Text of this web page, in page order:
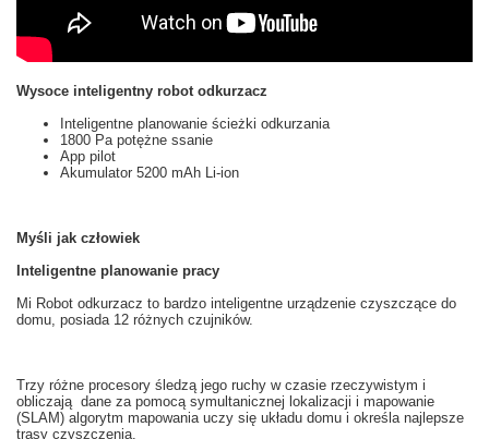
Wysoce inteligentny robot odkurzacz
Inteligentne planowanie ścieżki odkurzania
1800 Pa potężne ssanie
App pilot
Akumulator 5200 mAh Li-ion
Myśli jak człowiek
Inteligentne planowanie pracy
Mi Robot odkurzacz to bardzo inteligentne urządzenie czyszczące do
domu, posiada 12 różnych czujników.
Trzy różne procesory śledzą jego ruchy w czasie rzeczywistym i
obliczają dane za pomocą symultanicznej lokalizacji i mapowanie
(SLAM) algorytm mapowaniauczy się układu domu i określa najlepsze
trasy czyszczenia.